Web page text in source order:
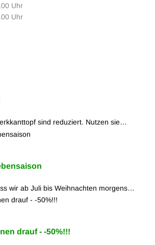
Uhr
Uhr
sind reduziert. Nutzen sie…
wir ab Juli bis Weihnachten morgens…
drauf - -50%!!!